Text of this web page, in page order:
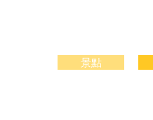
景點